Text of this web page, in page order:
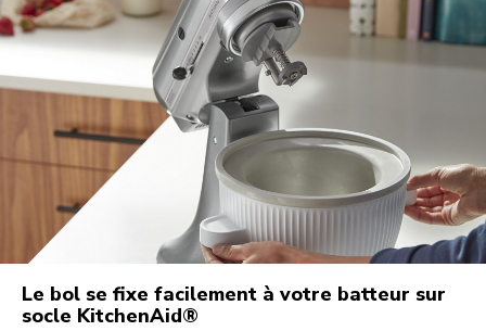
Le bol se fixe facilement à votre batteur sur
socle KitchenAid®